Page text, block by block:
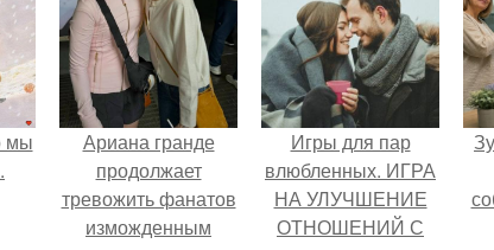
мы
Ариана гранде
продолжает
тревожить фанатов
изможденным
Игры для пар
влюбленных. ИГРА
НА УЛУЧШЕНИЕ
ОТНОШЕНИЙ С